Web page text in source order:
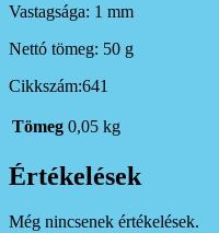
Vastagsága: 1 mm
Nettó tömeg: 50 g
Cikkszám:641
Tömeg 0,05 kg
Értékelések
Még nincsenek értékelések.